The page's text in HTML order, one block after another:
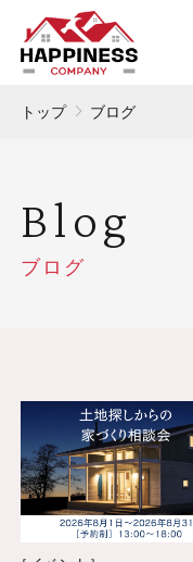
トップ ブログ
ブログ
Blog